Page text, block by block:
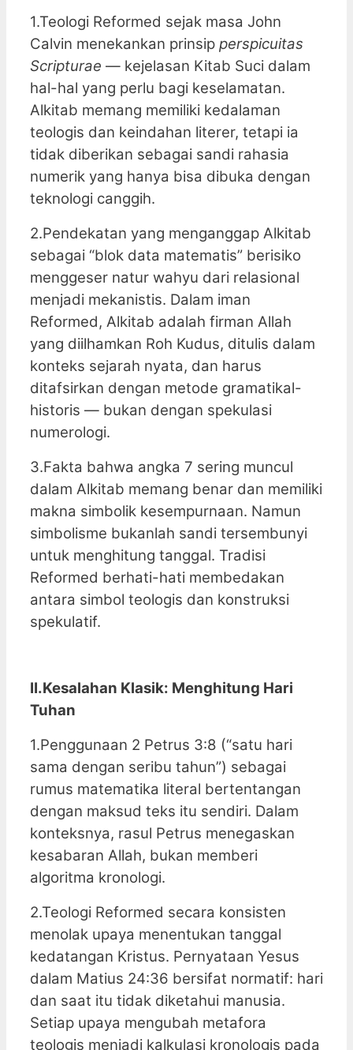
1.Teologi Reformed sejak masa John
Calvin menekankan prinsip perspicuitas
Scripturae — kejelasan Kitab Suci dalam
hal-hal yang perlu bagi keselamatan.
Alkitab memang memiliki kedalaman
teologis dan keindahan literer, tetapi ia
tidak diberikan sebagai sandi rahasia
numerik yang hanya bisa dibuka dengan
teknologi canggih.
2.Pendekatan yang menganggap Alkitab
sebagai “blok data matematis” berisiko
menggeser natur wahyu dari relasional
menjadi mekanistis. Dalam iman
Reformed, Alkitab adalah firman Allah
yang diilhamkan Roh Kudus, ditulis dalam
konteks sejarah nyata, dan harus
ditafsirkan dengan metode gramatikal-
historis — bukan dengan spekulasi
numerologi.
3.Fakta bahwa angka 7 sering muncul
dalam Alkitab memang benar dan memiliki
makna simbolik kesempurnaan. Namun
simbolisme bukanlah sandi tersembunyi
untuk menghitung tanggal. Tradisi
Reformed berhati-hati membedakan
antara simbol teologis dan konstruksi
spekulatif.
II.Kesalahan Klasik: Menghitung Hari
Tuhan
1.Penggunaan 2 Petrus 3:8 (“satu hari
sama dengan seribu tahun”) sebagai
rumus matematika literal bertentangan
dengan maksud teks itu sendiri. Dalam
konteksnya, rasul Petrus menegaskan
kesabaran Allah, bukan memberi
algoritma kronologi.
2.Teologi Reformed secara konsisten
menolak upaya menentukan tanggal
kedatangan Kristus. Pernyataan Yesus
dalam Matius 24:36 bersifat normatif: hari
dan saat itu tidak diketahui manusia.
Setiap upaya mengubah metafora
teologis menjadi kalkulasi kronologis pada